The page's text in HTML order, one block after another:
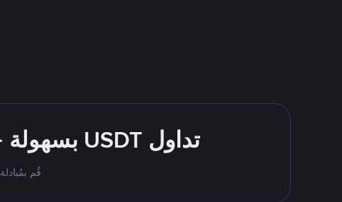
تداول USDT بسهولة - قُم بالشراء والبيع باستخدام طرقك المُفضّلة للدفع
قُم بمُبادلة USDT على Binance P2P. اعثر على أفضل العروض أدناه لشراء وبيع Tether